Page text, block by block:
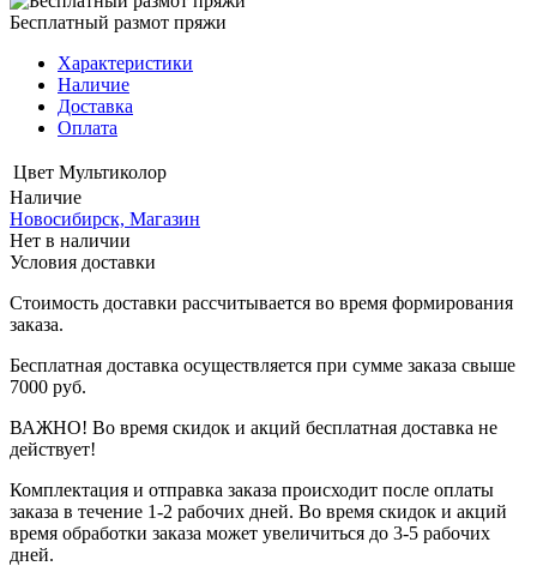
Бесплатный размот пряжи
Характеристики
Наличие
Доставка
Оплата
Цвет Мультиколор
Наличие
Новосибирск, Магазин
Нет в наличии
Условия доставки
Стоимость доставки рассчитывается во время формирования
заказа.
Бесплатная доставка осуществляется при сумме заказа свыше
7000 руб.
ВАЖНО! Во время скидок и акций бесплатная доставка не
действует!
Комплектация и отправка заказа происходит после оплаты
заказа в течение 1-2 рабочих дней. Во время скидок и акций
время обработки заказа может увеличиться до 3-5 рабочих
дней.